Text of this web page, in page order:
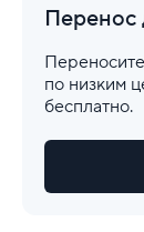
Перенос
по низким
бесплатно.